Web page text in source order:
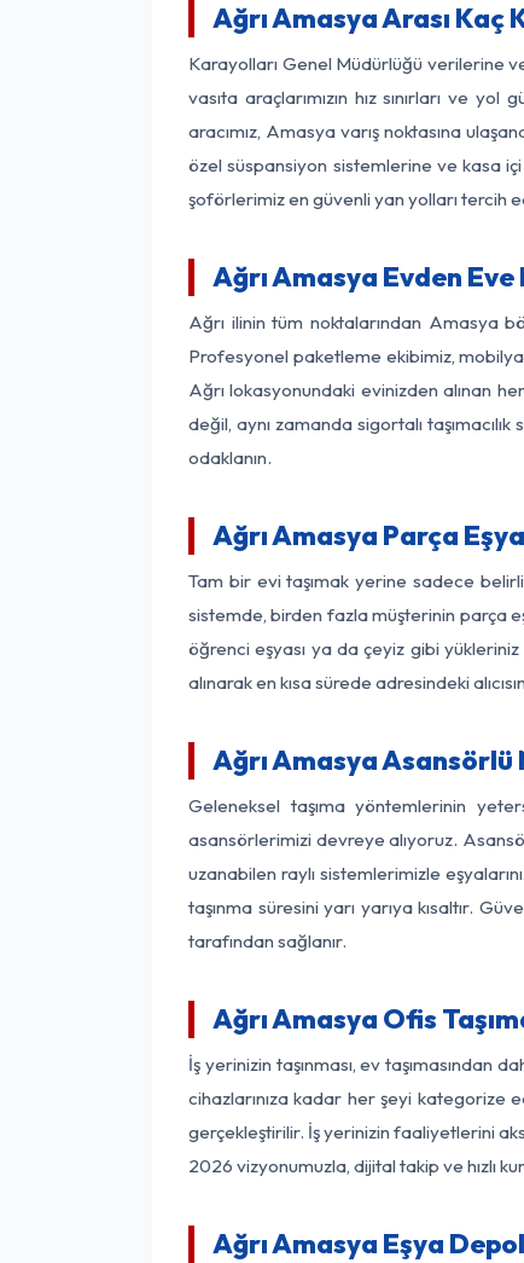
Ağrı Amasya Arası Kaç
Karayolları Genel Müdürlüğü verilerine
vasıta araçlarımızın hız sınırları ve
aracımız, Amasya varış noktasına
özel süspansiyon sistemlerine ve kasa
şoförlerimiz en güvenli yan yolları tercih
Ağrı Amasya Evden
Ağrı ilinin tüm noktalarından Amasya
Profesyonel paketleme ekibimiz,
Ağrı lokasyonundaki evinizden alınan
değil, aynı zamanda sigortalı
odaklanın.
Ağrı Amasya Parça
Tam bir evi taşımak yerine sadece
sistemde, birden fazla müşterinin parça
öğrenci eşyası ya da çeyiz gibi
alınarak en kısa sürede adresindeki
Ağrı Amasya
Geleneksel taşıma yöntemlerinin
asansörlerimizi devreye alıyoruz.
uzanabilen raylı sistemlerimizle
taşınma süresini yarı yarıya kısaltır.
tarafından sağlanır.
Ağrı Amasya Ofis
İş yerinizin taşınması, ev taşımasından
cihazlarınıza kadar her şeyi kategorize
gerçekleştirilir. İş yerinizin faaliyetlerini
2026 vizyonumuzla, dijital takip ve hızlı
Ağrı Amasya Eşya